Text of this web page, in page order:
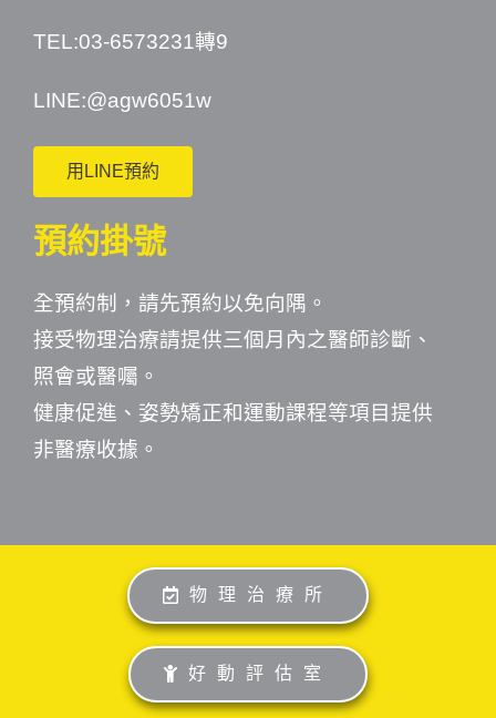
TEL:03-6573231轉9
LINE:@agw6051w
用LINE預約
預約掛號
全預約制，請先預約以免向隅。
接受物理治療請提供三個月內之醫師診斷、
照會或醫囑。
健康促進、姿勢矯正和運動課程等項目提供
非醫療收據。
物理治療所
好動評估室